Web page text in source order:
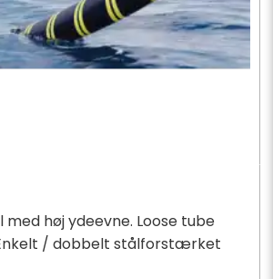
høj ydeevne. Loose tube
/ dobbelt stålforstærket